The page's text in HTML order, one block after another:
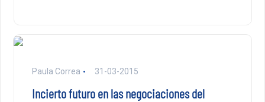
Paula Correa 31-03-2015
Incierto futuro en las negociaciones del